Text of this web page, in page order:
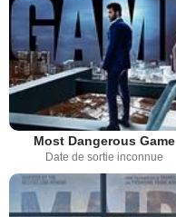
Most Dangerous Game
Date de sortie inconnue